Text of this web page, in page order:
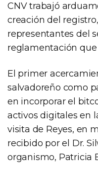
CNV trabajó
creación del
representantes del
reglamentación
El primer
salvadoreño como
en incorporar el
activos digitales en
visita de Reyes, en
recibido por el Dr.
organismo, Patricia